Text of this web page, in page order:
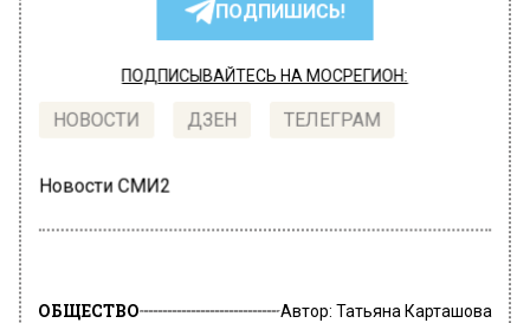
ПОДПИШИСЬ!
ПОДПИСЫВАЙТЕСЬ НА МОСРЕГИОН:
НОВОСТИ ДЗЕН ТЕЛЕГРАМ
Новости СМИ2
ОБЩЕСТВО Автор: Татьяна Карташова